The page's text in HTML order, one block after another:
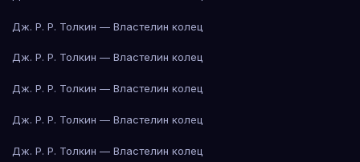
Дж. Р. Р. Толкин — Властелин колец
Дж. Р. Р. Толкин — Властелин колец
Дж. Р. Р. Толкин — Властелин колец
Дж. Р. Р. Толкин — Властелин колец
Дж. Р. Р. Толкин — Властелин колец